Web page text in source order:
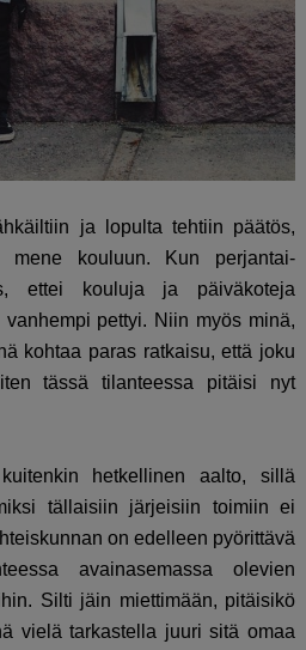
ja lopulta tehtiin päätös,
mene kouluun. Kun perjantai-
ettei kouluja ja päiväkoteja
pettyi. Niin myös minä,
kohtaa paras ratkaisu, että joku
tässä tilanteessa pitäisi nyt
hetkellinen aalto, sillä
tällaisiin järjeisiin toimiin ei
on edelleen pyörittävä
avainasemassa olevien
Silti jäin miettimään, pitäisikö
vielä tarkastella juuri sitä omaa